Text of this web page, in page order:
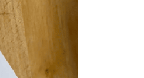
Color charts